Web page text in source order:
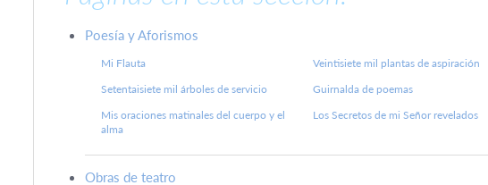
Poesía y Aforismos
Mi Flauta
Veintisiete mil plantas de aspiración
Setentaisiete mil árboles de servicio
Guirnalda de poemas
Mis oraciones matinales del cuerpo y el
alma
Los Secretos de mi Señor revelados
Obras de teatro